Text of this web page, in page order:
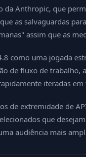
Anthropic, que
as salvaguardas
assim que as
como uma jogada
de fluxo de
iteradas
de extremidade de
que
audiência mais